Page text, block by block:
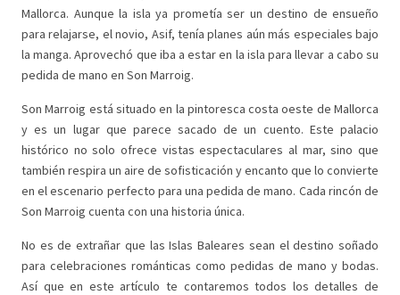
Mallorca. Aunque la isla ya prometía ser un destino de ensueño
para relajarse, el novio, Asif, tenía planes aún más especiales bajo
la manga. Aprovechó que iba a estar en la isla para llevar a cabo su
pedida de mano en Son Marroig.
Son Marroig está situado en la pintoresca costa oeste de Mallorca
y es un lugar que parece sacado de un cuento. Este palacio
histórico no solo ofrece vistas espectaculares al mar, sino que
también respira un aire de sofisticación y encanto que lo convierte
en el escenario perfecto para una pedida de mano. Cada rincón de
Son Marroig cuenta con una historia única.
No es de extrañar que las Islas Baleares sean el destino soñado
para celebraciones románticas como pedidas de mano y bodas.
Así que en este artículo te contaremos todos los detalles de